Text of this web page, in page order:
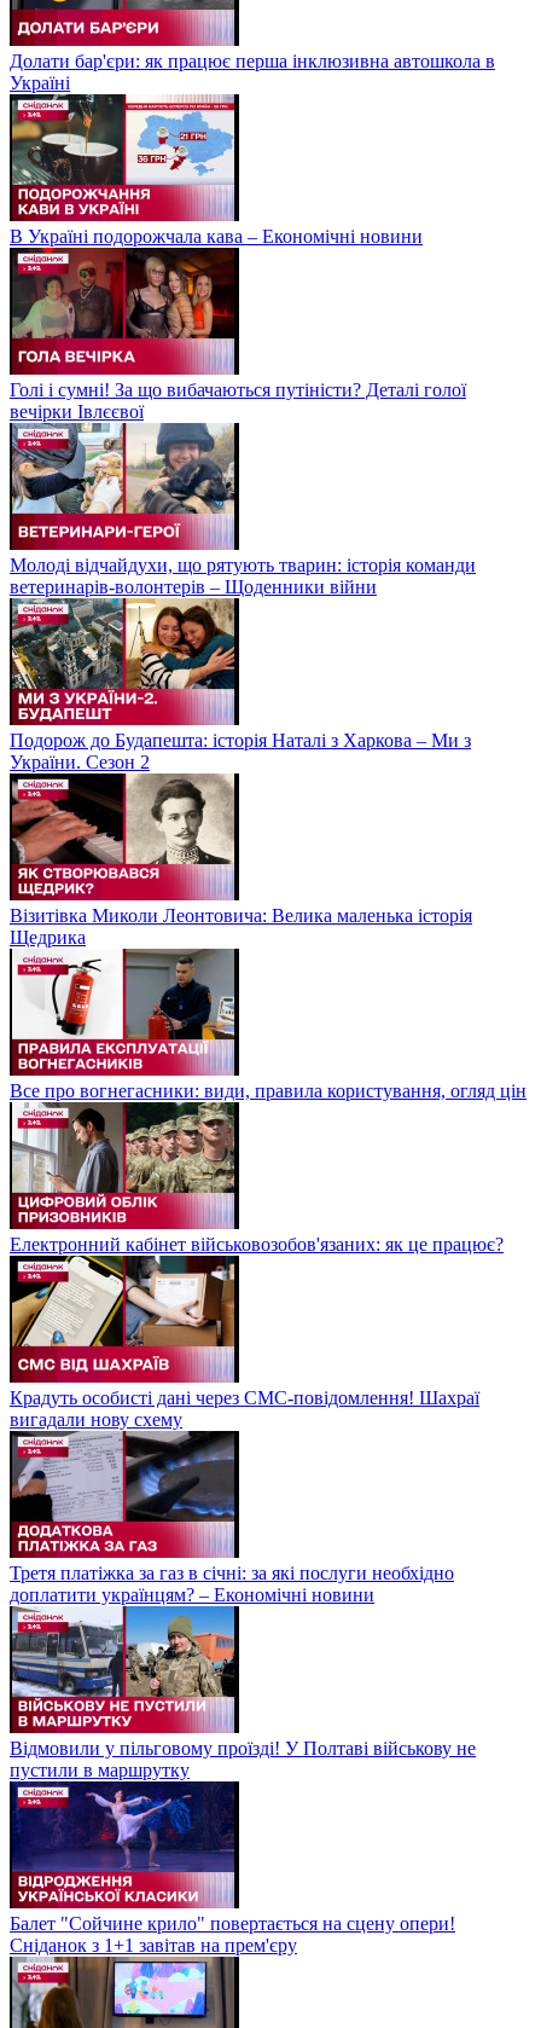
Долати бар'єри: як працює перша інклюзивна автошкола в
Україні
В Україні подорожчала кава – Економічні новини
Голі і сумні! За що вибачаються путіністи? Деталі голої
вечірки Івлєєвої
Молоді відчайдухи, що рятують тварин: історія команди
ветеринарів-волонтерів – Щоденники війни
Подорож до Будапешта: історія Наталі з Харкова – Ми з
України. Сезон 2
Візитівка Миколи Леонтовича: Велика маленька історія
Щедрика
Все про вогнегасники: види, правила користування, огляд цін
Електронний кабінет військовозобов'язаних: як це працює?
Крадуть особисті дані через СМС-повідомлення! Шахраї
вигадали нову схему
Третя платіжка за газ в січні: за які послуги необхідно
доплатити українцям? – Економічні новини
Відмовили у пільговому проїзді! У Полтаві військову не
пустили в маршрутку
Балет "Сойчине крило" повертається на сцену опери!
Сніданок з 1+1 завітав на прем'єру